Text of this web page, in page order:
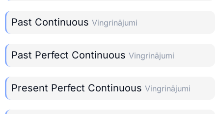
Past Continuous Vingrinājumi
Past Perfect Continuous Vingrinājumi
Present Perfect Continuous Vingrinājumi